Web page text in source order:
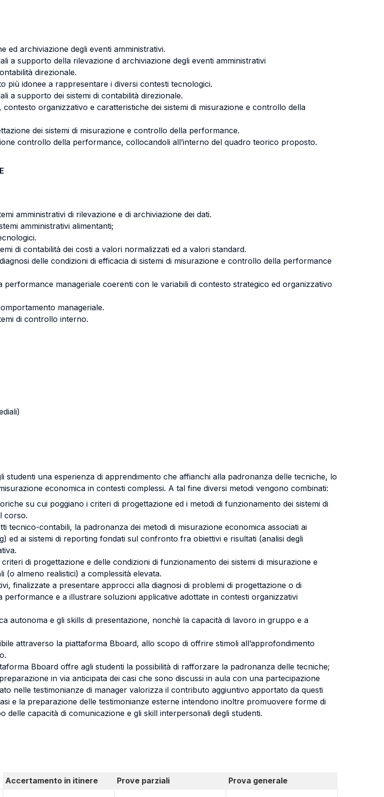
ed archiviazione degli eventi amministrativi.
a supporto della rilevazione d archiviazione degli eventi amministrativi
direzionale.
più idonee a rappresentare i diversi contesti tecnologici.
a supporto dei sistemi di contabilità direzionale.
organizzativo e caratteristiche dei sistemi di misurazione e controllo della
dei sistemi di misurazione e controllo della performance.
controllo della performance, collocandoli all’interno del quadro teorico proposto.
amministrativi di rilevazione e di archiviazione dei dati.
amministrativi alimentanti;
di contabilità dei costi a valori normalizzati ed a valori standard.
delle condizioni di efficacia di sistemi di misurazione e controllo della performance
performance manageriale coerenti con le variabili di contesto strategico ed organizzativo
manageriale.
di controllo interno.
studenti una esperienza di apprendimento che affianchi alla padronanza delle tecniche, lo
economica in contesti complessi. A tal fine diversi metodi vengono combinati:
su cui poggiano i criteri di progettazione ed i metodi di funzionamento dei sistemi di
corso.
tecnico-contabili, la padronanza dei metodi di misurazione economica associati ai
ed ai sistemi di reporting fondati sul confronto fra obiettivi e risultati (analisi degli
di progettazione e delle condizioni di funzionamento dei sistemi di misurazione e
almeno realistici) a complessità elevata.
finalizzate a presentare approcci alla diagnosi di problemi di progettazione o di
e a illustrare soluzioni applicative adottate in contesti organizzativi
autonoma e gli skills di presentazione, nonchè la capacità di lavoro in gruppo e a
attraverso la piattaforma Bboard, allo scopo di offrire stimoli all’approfondimento
Bboard offre agli studenti la possibilità di rafforzare la padronanza delle tecniche;
in via anticipata dei casi che sono discussi in aula con una partecipazione
nelle testimonianze di manager valorizza il contributo aggiuntivo apportato da questi
e la preparazione delle testimonianze esterne intendono inoltre promuovere forme di
capacità di comunicazione e gli skill interpersonali degli studenti.
Accertamento in itinere Prove parziali
Prova generale